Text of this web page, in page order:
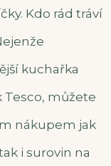
Kdo rád tráví
kuchařka
můžete
nákupem jak
i surovin na